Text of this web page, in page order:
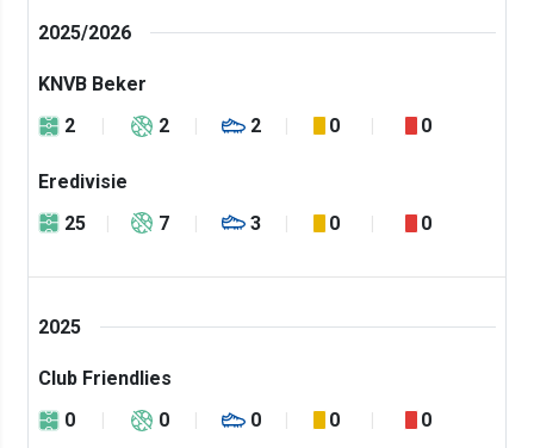
2025/2026
KNVB Beker
2
2 2 0 0
Eredivisie
25
7 3 0 0
2025
Club Friendlies
0
0 0 0 0